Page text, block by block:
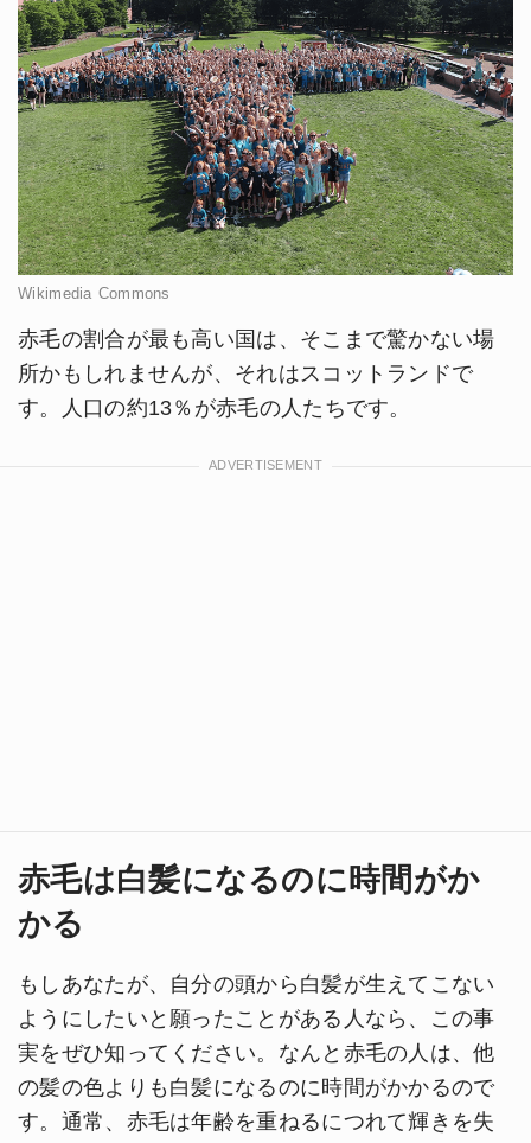
Wikimedia Commons
赤毛の割合が最も高い国は、そこまで驚かない場
所かもしれませんが、それはスコットランドで
す。人口の約13％が赤毛の人たちです。
赤毛は白髪になるのに時間がか
かる
もしあなたが、自分の頭から白髪が生えてこない
ようにしたいと願ったことがある人なら、この事
実をぜひ知ってください。なんと赤毛の人は、他
の髪の色よりも白髪になるのに時間がかかるので
す。通常、赤毛は年齢を重ねるにつれて輝きを失